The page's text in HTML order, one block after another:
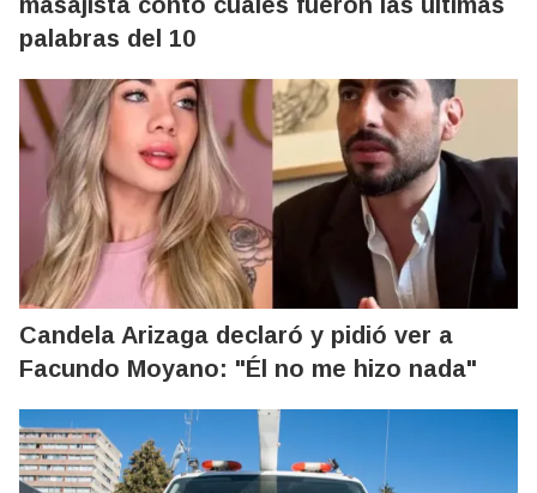
palabras del 10
Candela Arizaga declaró y pidió ver a
Facundo Moyano: "Él no me hizo nada"